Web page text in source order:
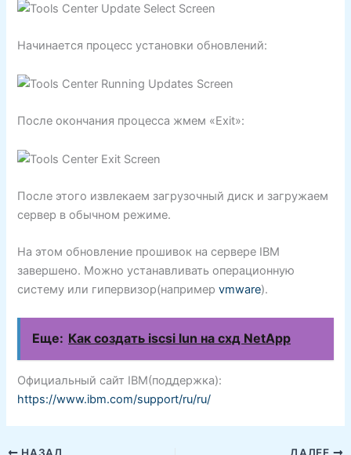
Начинается процесс установки обновлений:
После окончания процесса жмем «Exit»:
После этого извлекаем загрузочный диск и загружаем
сервер в обычном режиме.
На этом обновление прошивок на сервере IBM
завершено. Можно устанавливать операционную
систему или гипервизор(напримерvmware).
Еще: Как создать iscsi lun на схд NetApp
Официальный сайт IBM(поддержка):
https://www.ibm.com/support/ru/ru/